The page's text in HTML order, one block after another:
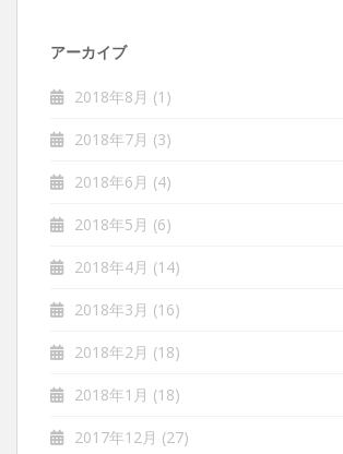
アーカイブ
2018年8月 (1)
2018年7月 (3)
2018年6月 (4)
2018年5月 (6)
2018年4月 (14)
2018年3月 (16)
2018年2月 (18)
2018年1月 (18)
2017年12月 (27)